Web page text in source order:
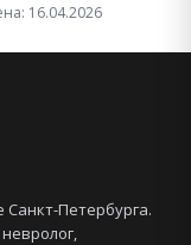
16.04.2026
Петербурга.